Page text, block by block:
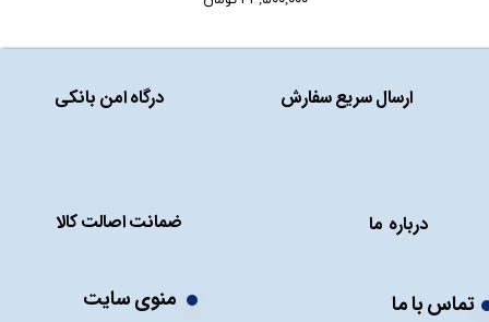
ارسال سریع سفارش
منوی سایت تماس با ما
درگاه امن بانکی
درباره ما ضمانت اصالت کالا